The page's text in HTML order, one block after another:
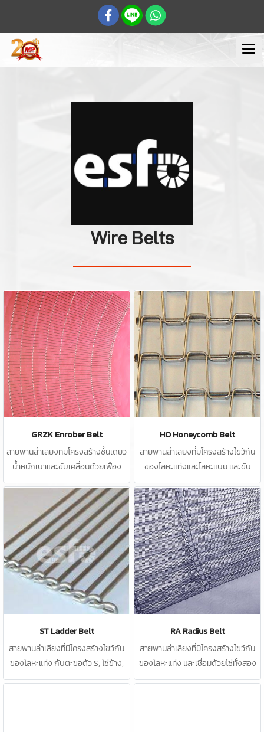
Wire Belts
GRZK Enrober Belt
สายพานลำเลียงที่มีโครงสร้างชั้นเดียว
น้ำหนักเบาและขับเคลื่อนด้วยเฟือง
HO Honeycomb Belt
สายพานลำเลียงที่มีโครงสร้างไขว้กัน
ของโลหะแท่งและโลหะแบน และขับ
เคลื่อนด้วยเฟือง
ST Ladder Belt
สายพานลำเลียงที่มีโครงสร้างไขว้กัน
ของโลหะแท่ง กับตะขอตัว S, โซ่ข้าง,
หรือลิงค์พิเศษ
RA Radius Belt
สายพานลำเลียงที่มีโครงสร้างไขว้กัน
ของโลหะแท่ง และเชื่อมด้วยโซ่ทั้งสอง
ด้าน